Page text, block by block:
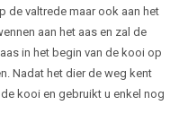
de valtrede maar ook aan het
aan het aas en zal de
in het begin van de kooi op
Nadat het dier de weg kent
kooi en gebruikt u enkel nog